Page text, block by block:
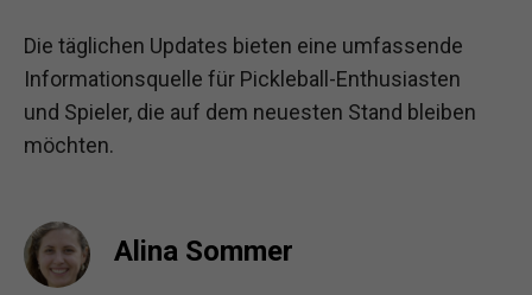
Die täglichen Updates bieten eine umfassende
Informationsquelle für Pickleball-Enthusiasten
und Spieler, die auf dem neuesten Stand bleiben
möchten.
Alina Sommer